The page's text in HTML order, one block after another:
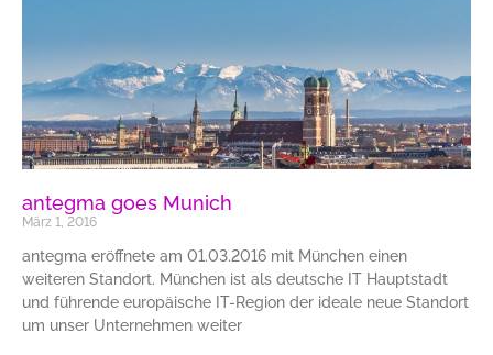
antegma goes Munich
März 1, 2016
antegma eröffnete am 01.03.2016 mit München einen
weiteren Standort. München ist als deutsche IT Hauptstadt
und führende europäische IT-Region der ideale neue Standort
um unser Unternehmen weiter